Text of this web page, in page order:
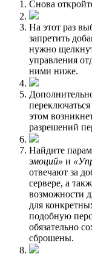
Снова
На этот раз
запретить
нужно
управления
ними ниже.
этом
разрешений
Найдите
эмоций» и
отвечают за
сервере, а
возможности
для
подобную
обязательно
сброшены.